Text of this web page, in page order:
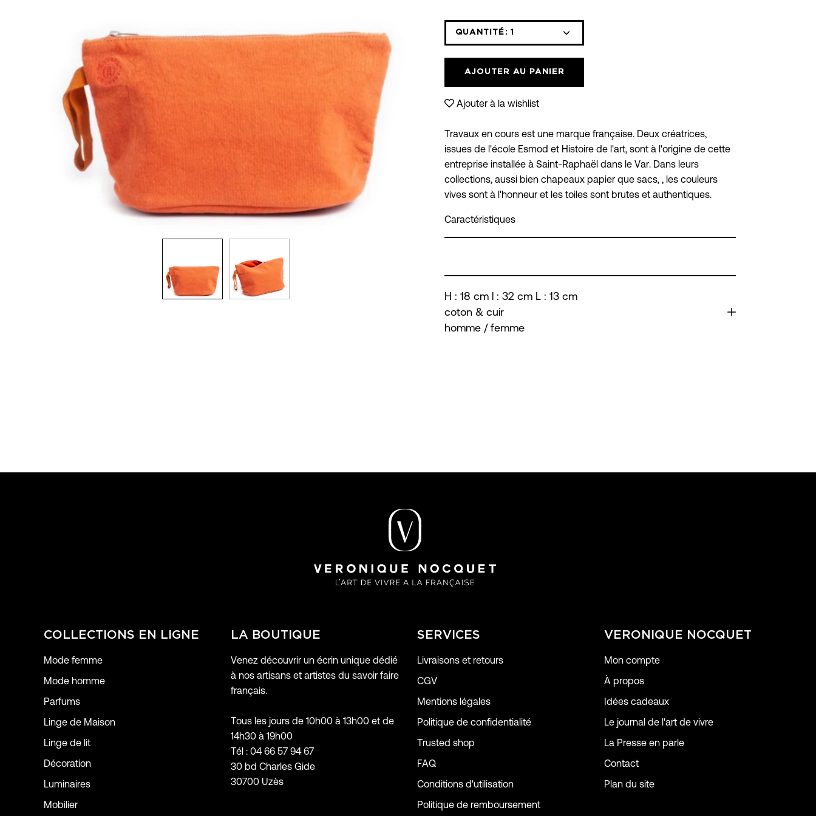
QUANTITÉ: 1
AJOUTER AU PANIER
Ajouter à la wishlist
Travaux en cours est une marque française. Deux créatrices,
issues de l'école Esmod et Histoire de l'art, sont à l'origine de cette
entreprise installée à Saint-Raphaël dans le Var. Dans leurs
collections, aussi bien chapeaux papier que sacs, , les couleurs
vives sont à l'honneur et les toiles sont brutes et authentiques.
Caractéristiques
H : 18 cm l : 32 cm L : 13 cm
coton & cuir
homme / femme
COLLECTIONS EN LIGNE
Mode femme
Mode homme
Parfums
Linge de Maison
Linge de lit
Décoration
Luminaires
Mobilier
LA BOUTIQUE
Venez découvrir un écrin unique dédié
à nos artisans et artistes du savoir faire
français.
Tous les jours de 10h00 à 13h00 et de
14h30 à 19h00
Tél : 04 66 57 94 67
30 bd Charles Gide
30700 Uzès
SERVICES
Livraisons et retours
CGV
Mentions légales
Politique de confidentialité
Trusted shop
FAQ
Conditions d'utilisation
Politique de remboursement
VERONIQUE NOCQUET
Mon compte
À propos
Idées cadeaux
Le journal de l'art de vivre
La Presse en parle
Contact
Plan du site